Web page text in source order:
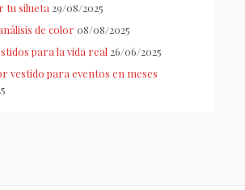
tu silueta 29/08/2025
de color 08/08/2025
para la vida real 26/06/2025
vestido para eventos en meses